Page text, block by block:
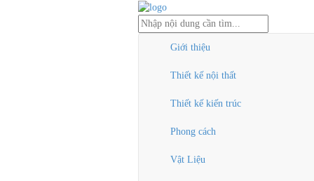
Giới thiệu
Thiết kế nội thất
Thiết kế kiến trúc
Phong cách
Vật Liệu